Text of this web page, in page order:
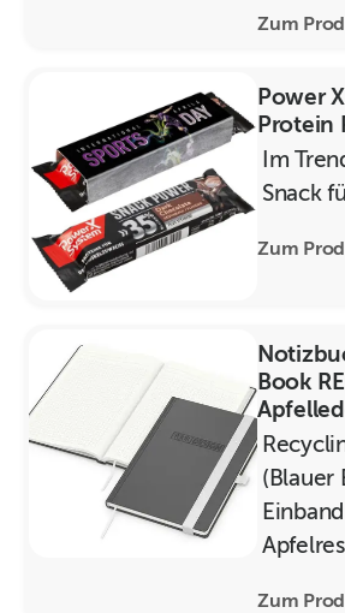
Zum
Power
Protein
Im
Snack
Zum
Book
(Blauer
Zum